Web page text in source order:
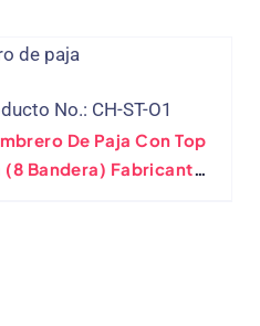
No.: CH-ST-O1
De Paja Con Top
Fabricante